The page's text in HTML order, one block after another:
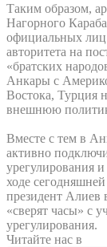
Таким образом,
Нагорного
официальных лиц
авторитета на
«братских
Анкары с
Востока, Турция
внешнюю
Вместе с тем в
активно
урегулирования
ходе
президент Алиев
«сверят часы» с
урегулирования.
Читайте нас в